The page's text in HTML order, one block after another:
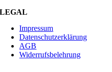
LEGAL
Impressum
Datenschutzerklärung
AGB
Widerrufsbelehrung